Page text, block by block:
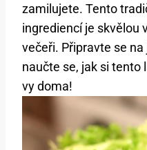
zamilujete. ⁤Tento
ingrediencí ⁢je⁤ skvělou​
večeři. Připravte se
naučte se, ⁣jak si tento
vy ‌doma!